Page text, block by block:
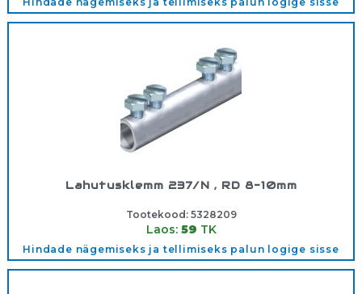
Lahutusklemm 237/N , RD 8-10mm
Tootekood: 5328209
Laos: 59 TK
Hindade nägemiseks ja tellimiseks palun logige sisse